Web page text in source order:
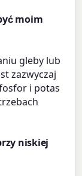
moim
gleby lub
zazwyczaj
i potas
niskiej